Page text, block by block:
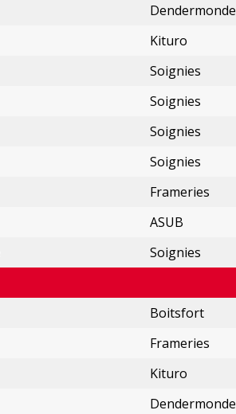
Dendermonde
Kituro
Soignies
Soignies
Soignies
Soignies
Frameries
ASUB
Soignies
Boitsfort
Frameries
Kituro
Dendermonde